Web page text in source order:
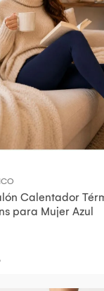
Calentador
para Mujer Azul